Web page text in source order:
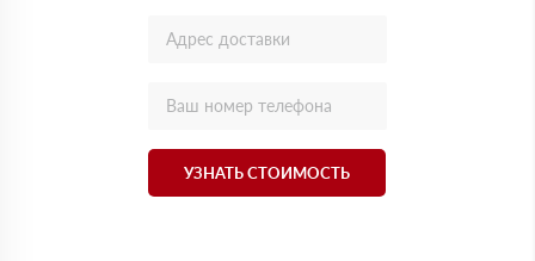
УЗНАТЬ СТОИМОСТЬ